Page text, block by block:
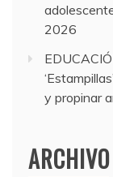
2026
y propinar
ARCHIVO